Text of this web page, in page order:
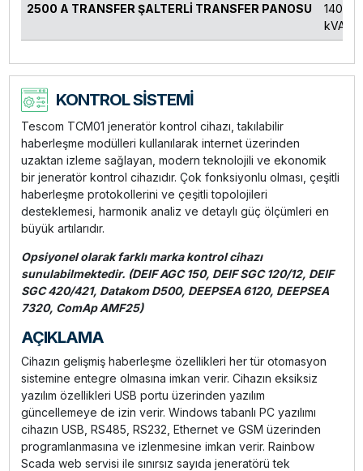
2500 A TRANSFER ŞALTERLİ TRANSFER PANOSU
1400-
kVA
KONTROL SİSTEMİ
Tescom TCM01 jeneratör kontrol cihazı, takılabilir
haberleşme modülleri kullanılarak internet üzerinden
uzaktan izleme sağlayan, modern teknolojili ve ekonomik
bir jeneratör kontrol cihazıdır. Çok fonksiyonlu olması, çeşitli
haberleşme protokollerini ve çeşitli topolojileri
desteklemesi, harmonik analiz ve detaylı güç ölçümleri en
büyük artılarıdır.
Opsiyonel olarak farklı marka kontrol cihazı
sunulabilmektedir. (DEIF AGC 150, DEIF SGC 120/12, DEIF
SGC 420/421, Datakom D500, DEEPSEA 6120, DEEPSEA
7320, ComAp AMF25)
AÇIKLAMA
Cihazın gelişmiş haberleşme özellikleri her tür otomasyon
sistemine entegre olmasına imkan verir. Cihazın eksiksiz
yazılım özellikleri USB portu üzerinden yazılım
güncellemeye de izin verir. Windows tabanlı PC yazılımı
cihazın USB, RS485, RS232, Ethernet ve GSM üzerinden
programlanmasına ve izlenmesine imkan verir. Rainbow
Scada web servisi ile sınırsız sayıda jeneratörü tek